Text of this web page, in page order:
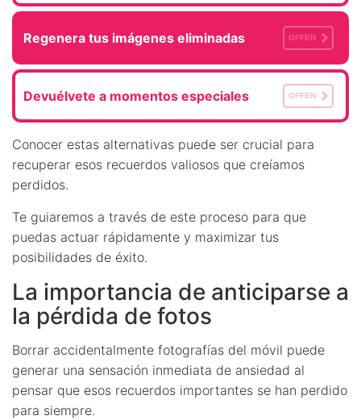
Regenera tus imágenes eliminadas OFFEN
Devuélvete a momentos especiales OFFEN
Conocer estas alternativas puede ser crucial para
recuperar esos recuerdos valiosos que creíamos
perdidos.
Te guiaremos a través de este proceso para que
puedas actuar rápidamente y maximizar tus
posibilidades de éxito.
La importancia de anticiparse a
la pérdida de fotos
Borrar accidentalmente fotografías del móvil puede
generar una sensación inmediata de ansiedad al
pensar que esos recuerdos importantes se han perdido
para siempre.